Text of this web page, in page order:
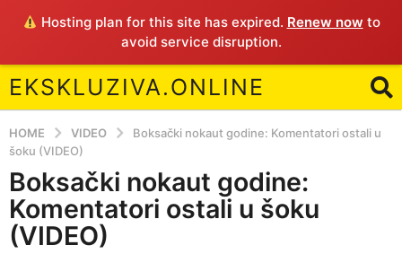
Hosting plan for this site has expired. Renew now to
avoid service disruption.
EKSKLUZIVA.ONLINE
HOME VIDEO
Boksački nokaut godine: Komentatori ostali u
šoku (VIDEO)
5
y
e
a
Boksački nokaut godine:
Komentatori ostali u šoku
(VIDEO)